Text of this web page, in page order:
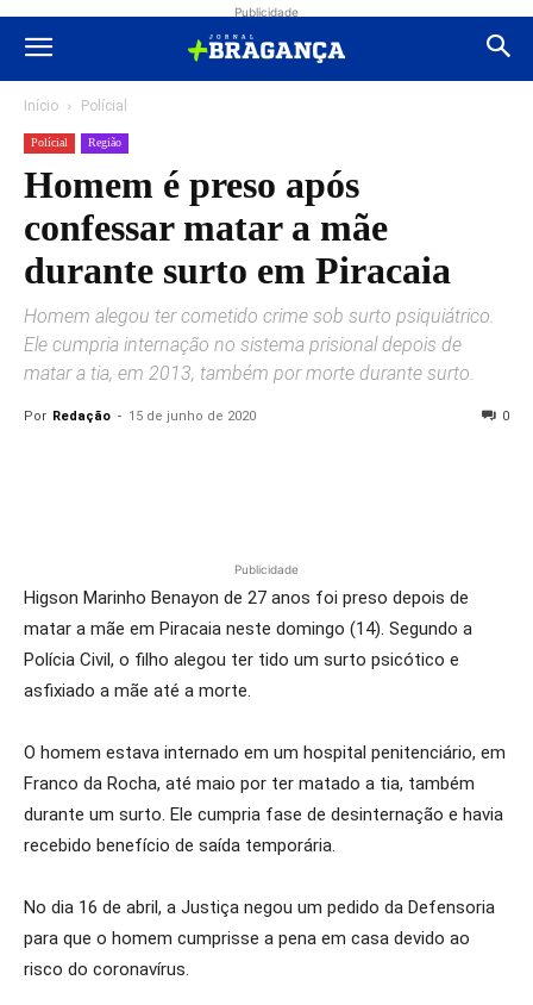
Publicidade
Início Polícial
Polícial Região
Homem é preso após
confessar matar a mãe
durante surto em Piracaia
Homem alegou ter cometido crime sob surto psiquiátrico.
Ele cumpria internação no sistema prisional depois de
matar a tia, em 2013, também por morte durante surto.
Por Redação - 15 de junho de 2020 0
Publicidade
Higson Marinho Benayon de 27 anos foi preso depois de
matar a mãe em Piracaia neste domingo (14). Segundo a
Polícia Civil, o filho alegou ter tido um surto psicótico e
asfixiado a mãe até a morte.
O homem estava internado em um hospital penitenciário, em
Franco da Rocha, até maio por ter matado a tia, também
durante um surto. Ele cumpria fase de desinternação e havia
recebido benefício de saída temporária.
No dia 16 de abril, a Justiça negou um pedido da Defensoria
para que o homem cumprisse a pena em casa devido ao
risco do coronavírus.